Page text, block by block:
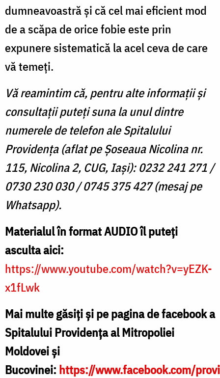
dumneavoastră și că cel mai eficient mod
de a scăpa de orice fobie este prin
expunere sistematică la acel ceva de care
vă temeți.
Vă reamintim că, pentru alte informații și
consultații puteți suna la unul dintre
numerele de telefon ale Spitalului
Providența (aflat pe Șoseaua Nicolina nr.
115, Nicolina 2, CUG, Iași): 0232 241 271 /
0730 230 030 / 0745 375 427 (mesaj pe
Whatsapp).
Materialul în format AUDIO îl puteți
asculta aici:
https://www.youtube.com/watch?v=yEZK-
x1fLwk
Mai multe găsiți și pe pagina de facebook a
Spitalului Providența al Mitropoliei
Moldovei și
Bucovinei: https://www.facebook.com/